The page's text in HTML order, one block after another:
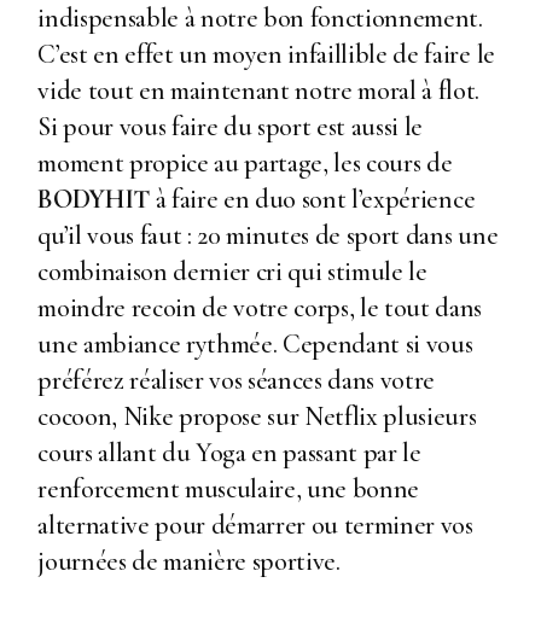
indispensable à notre bon fonctionnement.
C’est en effet un moyen infaillible de faire le
vide tout en maintenant notre moral à flot.
Si pour vous faire du sport est aussi le
moment propice au partage, les cours de
BODYHITà faire en duo sont l’expérience
qu’il vous faut : 20 minutes de sport dans une
combinaison dernier cri qui stimule le
moindre recoin de votre corps, le tout dans
une ambiance rythmée. Cependant si vous
préférez réaliser vos séances dans votre
cocoon, Nike propose sur Netflix plusieurs
cours allant du Yoga en passant par le
renforcement musculaire, une bonne
alternative pour démarrer ou terminer vos
journées de manière sportive.